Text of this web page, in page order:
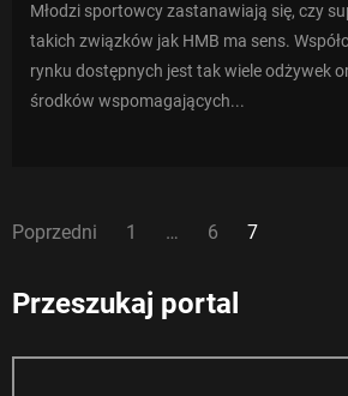
Młodzi sportowcy zastanawiają się, czy
takich związków jak HMB ma sens.
rynku dostępnych jest tak wiele odżywek
środków wspomagających...
Nawigacja
wpisach
Poprzedni 1 … 6 7
Przeszukaj portal